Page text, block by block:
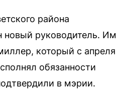
района
новый руководитель. Им
который с апреля
обязанности
в мэрии.